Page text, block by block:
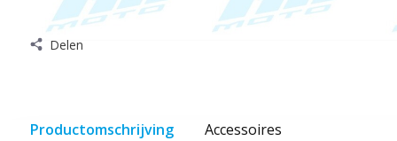
Delen
Productomschrijving Accessoires